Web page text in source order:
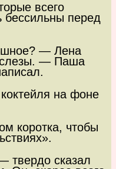
всего
бессильны перед
— Лена
слезы. — Паша
на фоне
коротка, чтобы
твердо сказал